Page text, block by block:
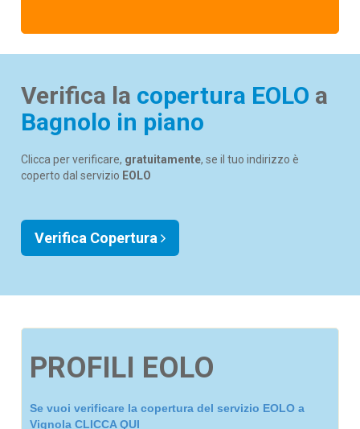
Verifica la copertura EOLO a
Bagnolo in piano
Clicca per verificare, gratuitamente, se il tuo indirizzo è
coperto dal servizio EOLO
Verifica Copertura
PROFILI EOLO
Se vuoi verificare la copertura del servizio EOLO a
Vignola CLICCA QUI